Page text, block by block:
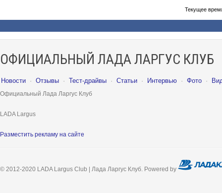
Текущее
ОФИЦИАЛЬНЫЙ ЛАДА ЛАРГУС КЛУБ
Новости · Отзывы · Тест-драйвы · Статьи · Интервью · Фото ·
Официальный Лада Ларгус Клуб
LADA Largus
Разместить рекламу на сайте
© 2012-2020 LADA Largus Club | Лада Ларгус Клуб. Powered by